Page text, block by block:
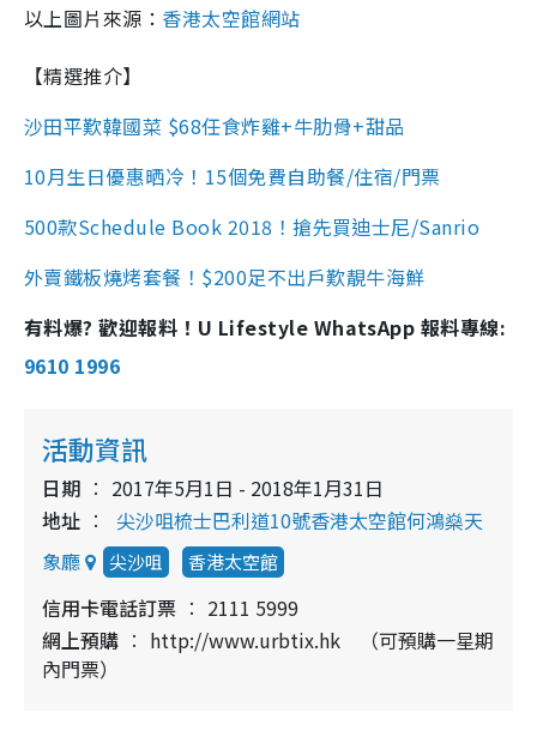
以上圖片來源： 香港太空館網站
【精選推介】
沙田平歎韓國菜 $68任食炸雞+牛肋骨+甜品
10月生日優惠晒冷！15個免費自助餐/住宿/門票
500款Schedule Book 2018！搶先買迪士尼/Sanrio
外賣鐵板燒烤套餐！$200足不出戶歎靚牛海鮮
有料爆? 歡迎報料！U Lifestyle WhatsApp 報料專線:
9610 1996
活動資訊
日期
2017年5月1日 - 2018年1月31日
地址
尖沙咀梳士巴利道10號香港太空館何鴻燊天
象廳
尖沙咀 香港太空館
信用卡電話訂票
2111 5999
網上預購
http://www.urbtix.hk （可預購一星期
內門票）